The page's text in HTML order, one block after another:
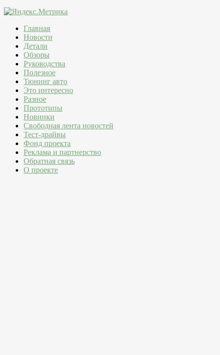
Главная
Новости
Детали
Обзоры
Руководства
Полезное
Тюнинг авто
Это интересно
Разное
Прототипы
Новинки
Свободная лента новостей
Тест-драйвы
Фонд проекта
Реклама и партнерство
Обратная связь
О проекте